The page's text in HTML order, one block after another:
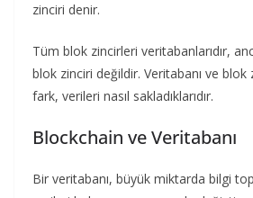
zinciri denir.
Tüm blok zincirleri veritabanlarıdır,
blok zinciri değildir. Veritabanı ve blok
fark, verileri nasıl sakladıklarıdır.
Blockchain ve Veritabanı
Bir veritabanı, büyük miktarda bilgi